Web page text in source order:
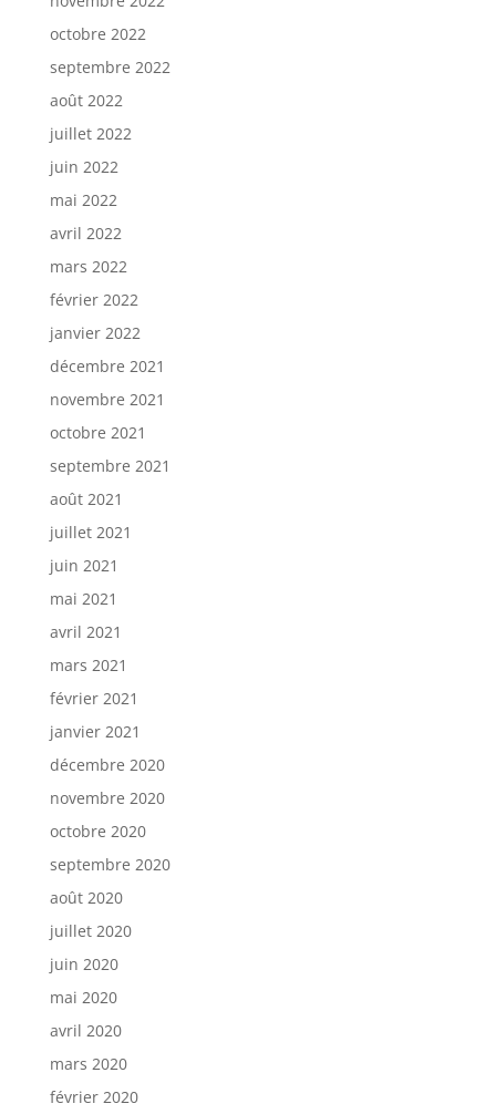
octobre 2022
septembre 2022
août 2022
juillet 2022
juin 2022
mai 2022
avril 2022
mars 2022
février 2022
janvier 2022
décembre 2021
novembre 2021
octobre 2021
septembre 2021
août 2021
juillet 2021
juin 2021
mai 2021
avril 2021
mars 2021
février 2021
janvier 2021
décembre 2020
novembre 2020
octobre 2020
septembre 2020
août 2020
juillet 2020
juin 2020
mai 2020
avril 2020
mars 2020
février 2020